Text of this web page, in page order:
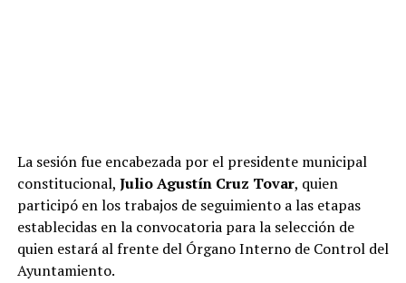
La sesión fue encabezada por el presidente municipal
constitucional, Julio Agustín Cruz Tovar, quien
participó en los trabajos de seguimiento a las etapas
establecidas en la convocatoria para la selección de
quien estará al frente del Órgano Interno de Control del
Ayuntamiento.